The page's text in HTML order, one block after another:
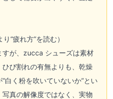
“疲れ方”を読む）
が、zucca シューズは素材
び割れの有無よりも、乾燥
白く粉を吹いていないか”とい
真の解像度ではなく、実物